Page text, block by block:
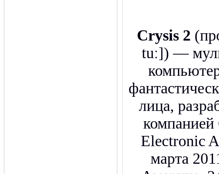
Crysis 2
tuː]) —
лица,
Electronic
марта